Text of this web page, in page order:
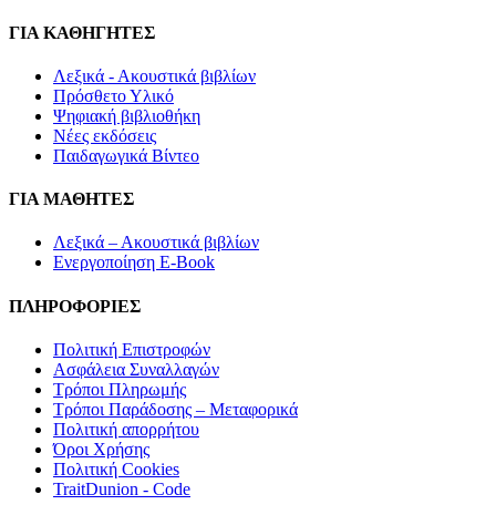
ΓΙΑ ΚΑΘΗΓΗΤΕΣ
Λεξικά - Ακουστικά βιβλίων
Πρόσθετο Υλικό
Ψηφιακή βιβλιοθήκη
Νέες εκδόσεις
Παιδαγωγικά Βίντεο
ΓΙΑ ΜΑΘΗΤΕΣ
Λεξικά – Ακουστικά βιβλίων
Ενεργοποίηση E-Book
ΠΛΗΡΟΦΟΡΙΕΣ
Πολιτική Επιστροφών
Ασφάλεια Συναλλαγών
Τρόποι Πληρωμής
Τρόποι Παράδοσης – Μεταφορικά
Πολιτική απορρήτου
Όροι Χρήσης
Πολιτική Cookies
TraitDunion - Code